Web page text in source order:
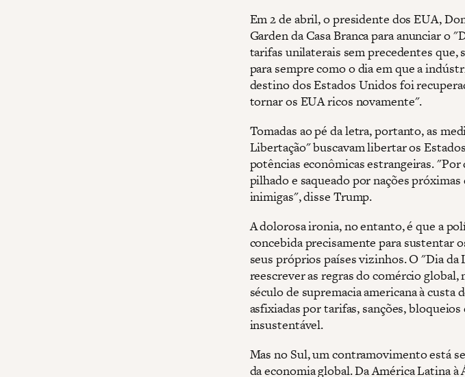
Em 2 de abril, o presidente dos EUA,
Garden da Casa Branca para anunciar o
tarifas unilaterais sem precedentes que,
para sempre como o dia em que a
destino dos Estados Unidos foi
tornar os EUA ricos novamente".
Tomadas ao pé da letra, portanto, as
Libertação" buscavam libertar os
potências econômicas estrangeiras. "Por
pilhado e saqueado por nações
inimigas", disse Trump.
A dolorosa ironia, no entanto, é que a
concebida precisamente para sustentar
seus próprios países vizinhos. O "Dia
reescrever as regras do comércio global,
século de supremacia americana à
asfixiadas por tarifas, sanções,
insustentável.
Mas no Sul, um contramovimento está
da economia global. Da América Latina